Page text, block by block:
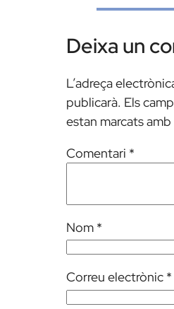
Deixa un
L’adreça
publicarà. Els
estan marcats amb
Comentari *
Nom *
Correu electrònic *